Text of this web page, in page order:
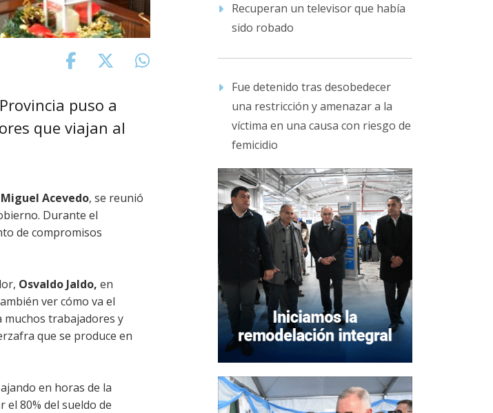
puso a
que viajan al
Miguel Acevedo, se reunió
Durante el
de compromisos
Osvaldo Jaldo, en
ver cómo va el
muchos trabajadores y
que se produce en
en horas de la
80% del sueldo de
Recuperan un televisor que había
sido robado
Fue detenido tras desobedecer
una restricción y amenazar a la
víctima en una causa con riesgo de
femicidio